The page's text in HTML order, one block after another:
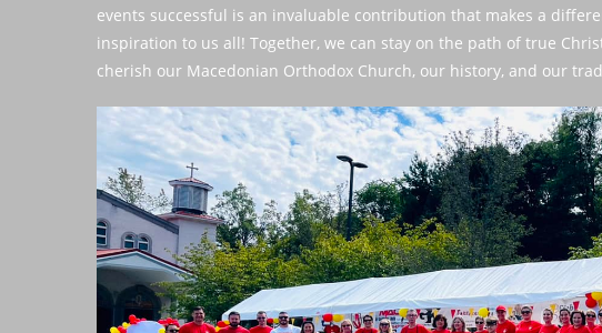
events successful is an invaluable contribution that makes a
inspiration to us all! Together, we can stay on the path of true
cherish our Macedonian Orthodox Church, our history, and our